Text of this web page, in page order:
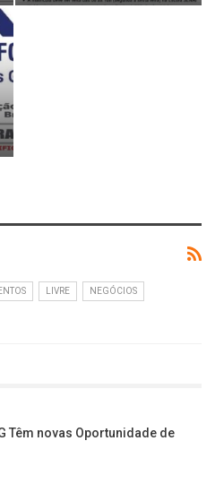
LIVRE NEGÓCIOS
Têm novas Oportunidade de